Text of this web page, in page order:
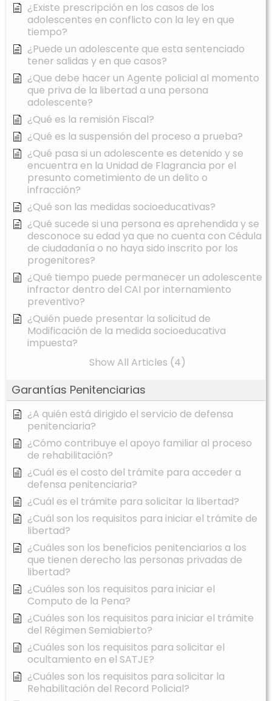
¿Existe prescripción en los casos de los
adolescentes en conflicto con la ley en que
tiempo?
¿Puede un adolescente que esta sentenciado
tener salidas y en que casos?
¿Que debe hacer un Agente policial al momento
que priva de la libertad a una persona
adolescente?
¿Qué es la remisión Fiscal?
¿Qué es la suspensión del proceso a prueba?
¿Qué pasa si un adolescente es detenido y se
encuentra en la Unidad de Flagrancia por el
presunto cometimiento de un delito o
infracción?
¿Qué son las medidas socioeducativas?
¿Qué sucede si una persona es aprehendida y se
desconoce su edad ya que no cuenta con Cédula
de ciudadanía o no haya sido inscrito por los
progenitores?
¿Qué tiempo puede permanecer un adolescente
infractor dentro del CAI por internamiento
preventivo?
¿Quién puede presentar la solicitud de
Modificación de la medida socioeducativa
impuesta?
Show All Articles (4)
Garantías Penitenciarias
¿A quién está dirigido el servicio de defensa
penitenciaria?
¿Cómo contribuye el apoyo familiar al proceso
de rehabilitación?
¿Cuál es el costo del trámite para acceder a
defensa penitenciaria?
¿Cuál es el trámite para solicitar la libertad?
¿Cuál son los requisitos para iniciar el trámite de
libertad?
¿Cuáles son los beneficios penitenciarios a los
que tienen derecho las personas privadas de
libertad?
¿Cuáles son los requisitos para iniciar el
Computo de la Pena?
¿Cuáles son los requisitos para iniciar el trámite
del Régimen Semiabierto?
¿Cuáles son los requisitos para solicitar el
ocultamiento en el SATJE?
¿Cuáles son los requisitos para solicitar la
Rehabilitación del Record Policial?